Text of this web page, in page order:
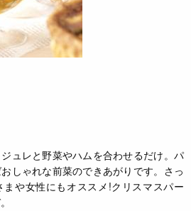
ュレと野菜やハムを合わせるだけ。パ
しゃれな前菜のできあがりです。さっ
や女性にもオススメ!クリスマスパー